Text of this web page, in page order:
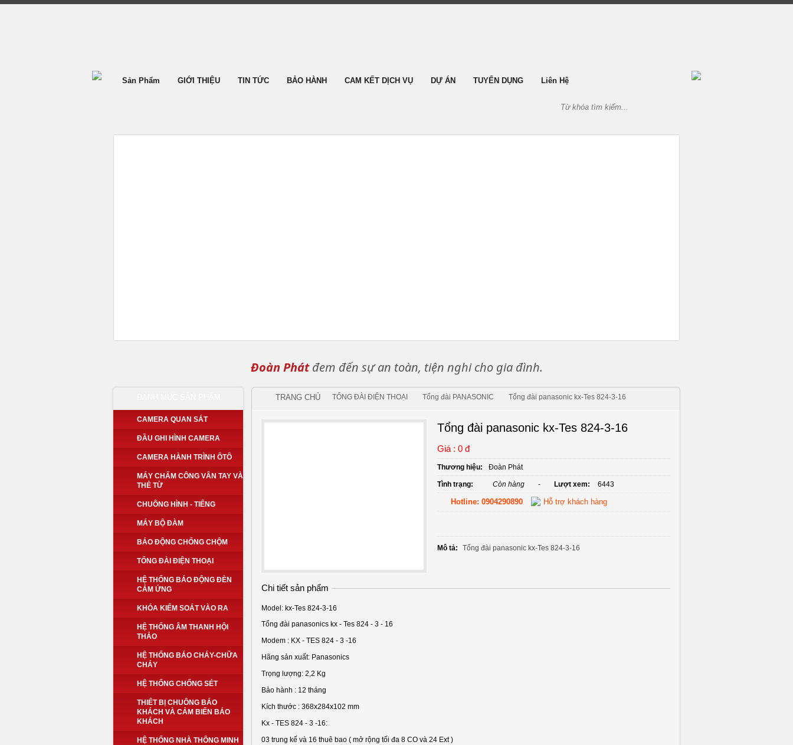
Sản Phẩm GIỚI THIỆU TIN TỨC BẢO HÀNH CAM KẾT DỊCH VỤ DỰ ÁN TUYỂN DỤNG Liên Hệ
Đoàn Phátđem đến sự an toàn, tiện nghi cho gia đình.
CAMERA QUAN SÁT
ĐẦU GHI HÌNH CAMERA
CAMERA HÀNH TRÌNH ÔTÔ
MÁY CHẤM CÔNG VÂN TAY VÀ
THẺ TỪ
CHUÔNG HÌNH - TIẾNG
MÁY BỘ ĐÀM
BÁO ĐỘNG CHỐNG CHỘM
TỔNG ĐÀI ĐIỆN THOẠI
HỆ THỐNG BÁO ĐỘNG ĐÈN
CẢM ỨNG
KHÓA KIỂM SOÁT VÀO RA
HỆ THỐNG ÂM THANH HỘI
THẢO
HỆ THỐNG BÁO CHÁY-CHỮA
CHÁY
HỆ THỐNG CHỐNG SÉT
THIẾT BỊ CHUÔNG BÁO
KHÁCH VÀ CẢM BIẾN BÁO
KHÁCH
HỆ THỐNG NHÀ THÔNG MINH
TRANG CHỦ TỔNG ĐÀI ĐIỆN THOẠI Tổng đài PANASONIC Tổng đài panasonic kx-Tes 824-3-16
Tổng đài panasonic kx-Tes 824-3-16
Giá : 0 đ
Thương hiệu: Đoàn Phát
Tình trạng: Còn hàng - Lượt xem: 6443
Hotline: 0904290890 Hỗ trợ khách hàng
Mô tả: Tổng đài panasonic kx-Tes 824-3-16
Chi tiết sản phẩm
Model: kx-Tes 824-3-16
Tổng đài panasonics kx - Tes 824 - 3 - 16
Modem : KX - TES 824 - 3 -16
Hãng sản xuất: Panasonics
Trọng lượng: 2,2 Kg
Bảo hành : 12 tháng
Kích thước : 368x284x102 mm
Kx - TES 824 - 3 -16:
03 trung kế và 16 thuê bao ( mở rộng tối đa 8 CO và 24 Ext )